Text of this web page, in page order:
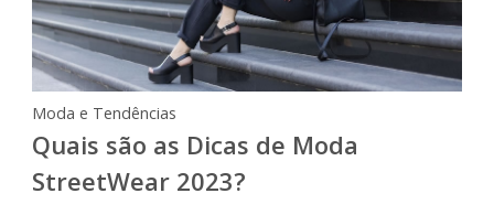
Moda e Tendências
Quais são as Dicas de Moda
StreetWear 2023?